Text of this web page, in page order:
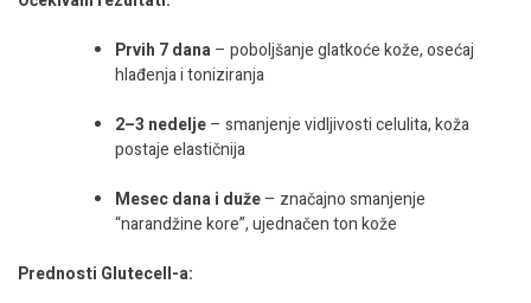
Prvih 7 dana– poboljšanje glatkoće kože, osećaj
hlađenja i toniziranja
2–3 nedelje– smanjenje vidljivosti celulita, koža
postaje elastičnija
Mesec dana i duže– značajno smanjenje
“narandžine kore”, ujednačen ton kože
Prednosti Glutecell-a: